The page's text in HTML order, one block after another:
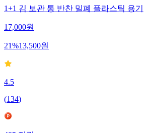
1+1 김 보관 통 반찬 밀폐 플라스틱 용기
17,000원
21%13,500원
4.5
(134)